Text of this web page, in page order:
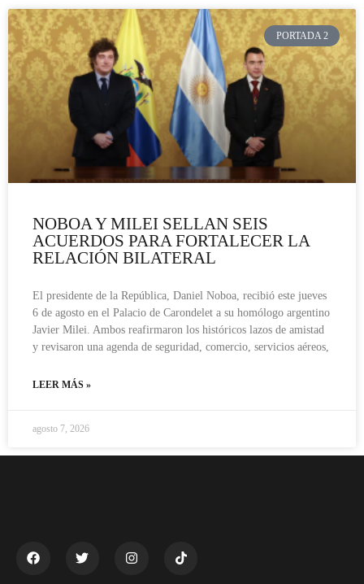
PORTADA 2
NOBOA Y MILEI SELLAN SEIS
ACUERDOS PARA FORTALECER LA
RELACIÓN BILATERAL
El presidente de la República, Daniel Noboa, recibió este jueves
6 de agosto en el Palacio de Carondelet a su homólogo argentino
Javier Milei. Ambos reafirmaron los históricos lazos de amistad
y revisaron una agenda de seguridad, comercio, servicios aéreos,
LEER MÁS »
agosto 7, 2026